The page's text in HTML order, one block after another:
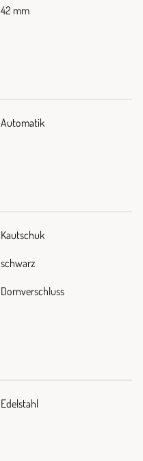
42 mm
Automatik
Kautschuk
schwarz
Dornverschluss
Edelstahl